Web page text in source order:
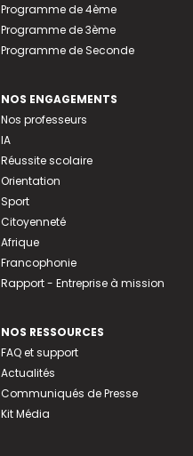
Programme de 4ème
Programme de 3ème
Programme de Seconde
NOS ENGAGEMENTS
Nos professeurs
IA
Réussite scolaire
Orientation
Sport
Citoyenneté
Afrique
Francophonie
Rapport - Entreprise à mission
NOS RESSOURCES
FAQ et support
Actualités
Communiqués de Presse
Kit Média